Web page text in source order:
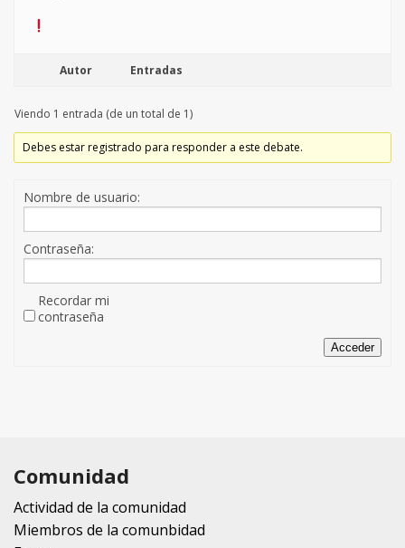
Autor Entradas
Viendo 1 entrada (de un total de 1)
Debes estar registrado para responder a este debate.
Nombre de usuario:
Contraseña:
Recordar mi
contraseña
Acceder
Comunidad
Actividad de la comunidad
Miembros de la comunbidad